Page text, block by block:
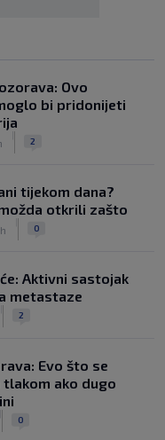
Ovo
bi pridonijeti
2
tijekom dana?
otkrili zašto
0
Aktivni sastojak
metastaze
2
Evo što se
ako dugo
0